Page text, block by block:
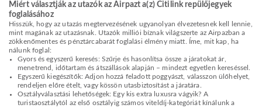
Miért választják az utazók az Airpazt a(z) Citilink repülőjegyek
foglalásához
Hisszük, hogy az utazás megtervezésének ugyanolyan élvezetesnek kell lennie,
mint magának az utazásnak. Utazók milliói bíznak világszerte az Airpazban a
zökkenőmentes és pénztárcabarát foglalási élmény miatt. Íme, mit kap, ha
nálunk foglal:
Gyors és egyszerű keresés: Szűrje és hasonlítsa össze a járatokat ár,
menetrend, időtartam és átszállások alapján – mindezt egyetlen kereséssel.
Egyszerű kiegészítők: Adjon hozzá feladott poggyászt, válasszon ülőhelyet,
rendeljen előre ételt, vagy kössön utasbiztosítást a járatára.
Osztályválasztási lehetőségek: Egy kis extra luxusra vágyik? A
turistaosztálytól az első osztályig számos viteldíj-kategóriát kínálunk a